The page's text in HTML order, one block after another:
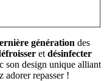
génération des
et désinfecter
son design unique alliant
adorer repasser !